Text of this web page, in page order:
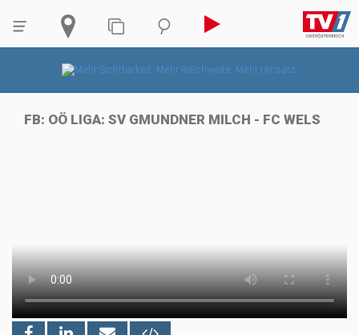
FB: OÖ LIGA: SV GMUNDNER MILCH - FC WELS